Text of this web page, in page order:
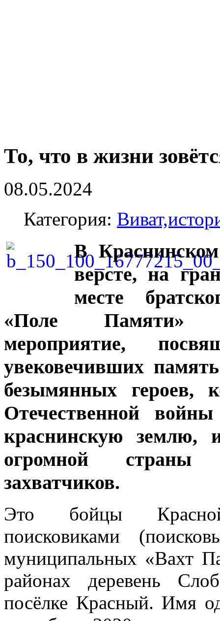
То, что в жизни
08.05.2024
Категория:
В
версте, на
месте
«Поле Памяти»
мероприятие,
увековечивших
безымянных героев,
Отечественной
краснинскую землю,
огромной страны
захватчиков.
Это бойцы
поисковиками
муниципальных «Вахт
районах деревень
посёлке Красный. Имя